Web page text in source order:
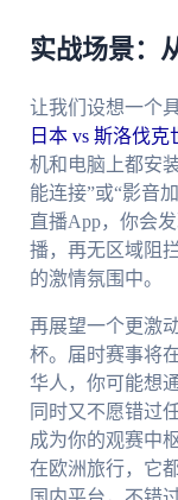
实战场景：
让我们设想一个
日本 vs 斯洛伐克
机和电脑上都安
能连接”或“影音
直播App，你会
播，再无区域阻
的激情氛围中。
再展望一个更激
杯。届时赛事将
华人，你可能想
同时又不愿错过
成为你的观赛中
在欧洲旅行，它